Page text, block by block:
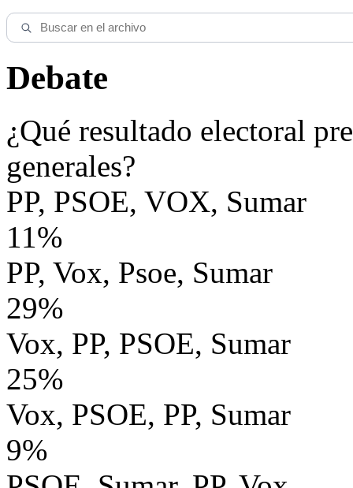
Debate
¿Qué resultado electoral
generales?
PP, PSOE, VOX, Sumar
11%
PP, Vox, Psoe, Sumar
29%
Vox, PP, PSOE, Sumar
25%
Vox, PSOE, PP, Sumar
9%